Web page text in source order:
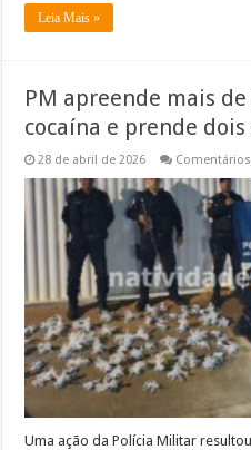
Leia Mais »
PM apreende mais
cocaína e prende
28 de abril de 2026
Uma ação da Polícia Militar